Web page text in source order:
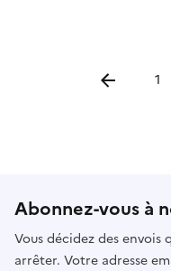
Aller à la1
Abonnez-vous à
Vous décidez des envois
arrêter. Votre adresse